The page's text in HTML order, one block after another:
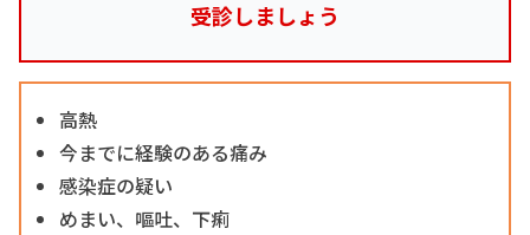
受診しましょう
高熱
今までに経験のある痛み
感染症の疑い
めまい、嘔吐、下痢